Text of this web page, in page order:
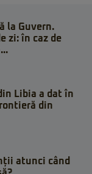
la Guvern.
zi: în caz de
Libia a dat în
din
atunci când